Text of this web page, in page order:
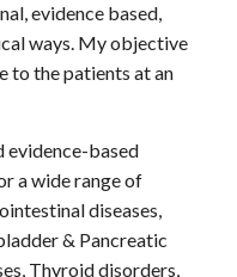
evidence based,
ways. My objective
to the patients at an
evidence-based
a wide range of
diseases,
& Pancreatic
Thyroid disorders,